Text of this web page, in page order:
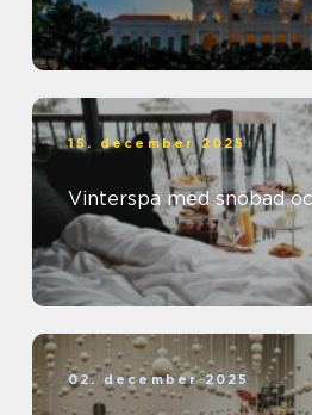
15. december 2025
Vinterspa med snöbad
02. december 2025